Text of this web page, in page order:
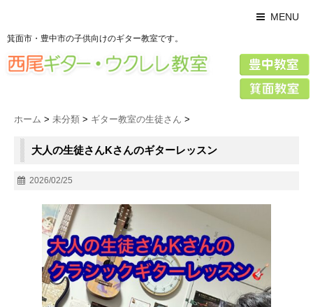
MENU
箕面市・豊中市の子供向けのギター教室です。
ホーム > 未分類 > ギター教室の生徒さん >
大人の生徒さんKさんのギターレッスン
2026/02/25